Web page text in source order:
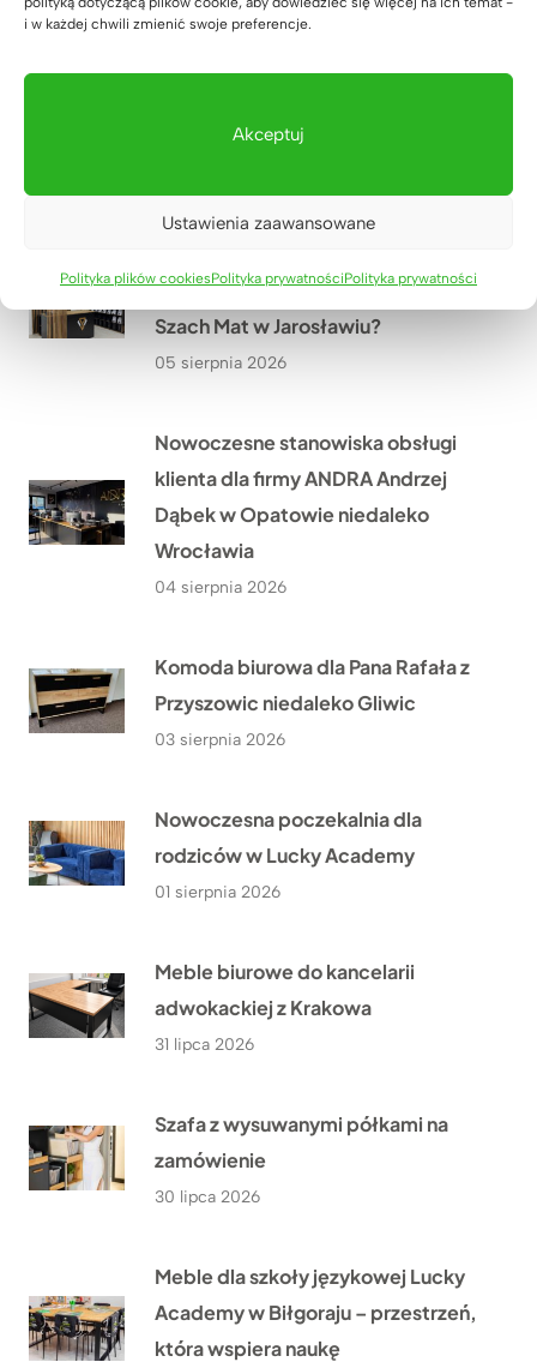
i w każdej chwili zmienić swoje preferencje.
Akceptuj
Ustawienia zaawansowane
Polityka plików cookiesPolityka prywatnościPolityka prywatności
Drewniane meble w połączeniu z
Rafała z Warszawy
sklepu odzieżowego premium
Szach Mat w Jarosławiu?
05 sierpnia 2026
Nowoczesne stanowiska obsługi
klienta dla firmy ANDRA Andrzej
Dąbek w Opatowie niedaleko
Wrocławia
04 sierpnia 2026
Komoda biurowa dla Pana Rafała z
Przyszowic niedaleko Gliwic
03 sierpnia 2026
Nowoczesna poczekalnia dla
rodziców w Lucky Academy
01 sierpnia 2026
Meble biurowe do kancelarii
adwokackiej z Krakowa
31 lipca 2026
Szafa z wysuwanymi półkami na
zamówienie
30 lipca 2026
Meble dla szkoły językowej Lucky
Academy w Biłgoraju – przestrzeń,
która wspiera naukę